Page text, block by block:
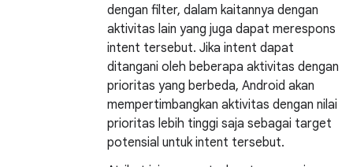
dengan filter, dalam kaitannya dengan
aktivitas lain yang juga dapat merespons
intent tersebut. Jika intent dapat
ditangani oleh beberapa aktivitas dengan
prioritas yang berbeda, Android akan
mempertimbangkan aktivitas dengan nilai
prioritas lebih tinggi saja sebagai target
potensial untuk intent tersebut.